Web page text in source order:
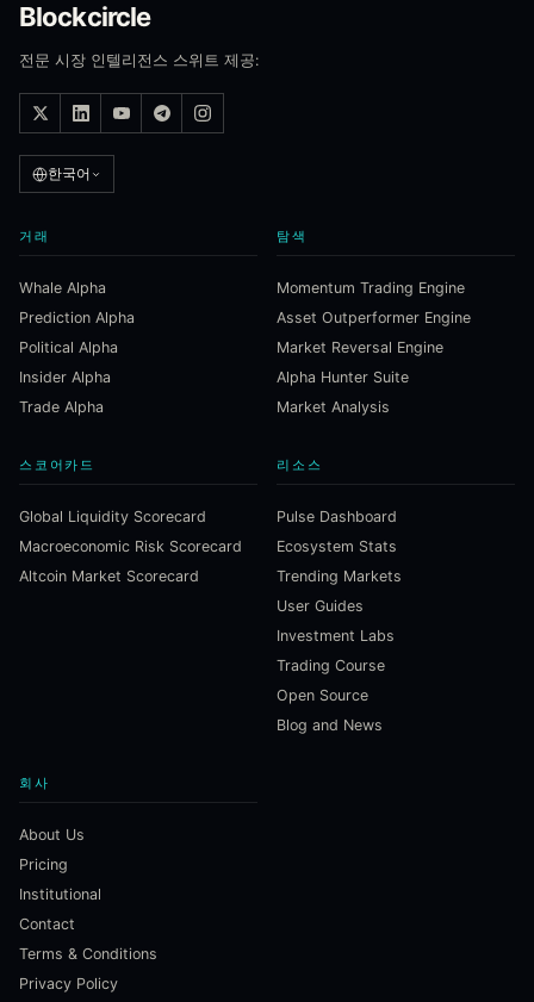
Blockcircle
전문 시장 인텔리전스 스위트 제공:
한국어
거래
Whale Alpha
Prediction Alpha
Political Alpha
Insider Alpha
Trade Alpha
탐색
Momentum Trading Engine
Asset Outperformer Engine
Market Reversal Engine
Alpha Hunter Suite
Market Analysis
스코어카드
Global Liquidity Scorecard
Macroeconomic Risk Scorecard
Altcoin Market Scorecard
리소스
Pulse Dashboard
Ecosystem Stats
Trending Markets
User Guides
Investment Labs
Trading Course
Open Source
Blog and News
회사
About Us
Pricing
Institutional
Contact
Terms & Conditions
Privacy Policy